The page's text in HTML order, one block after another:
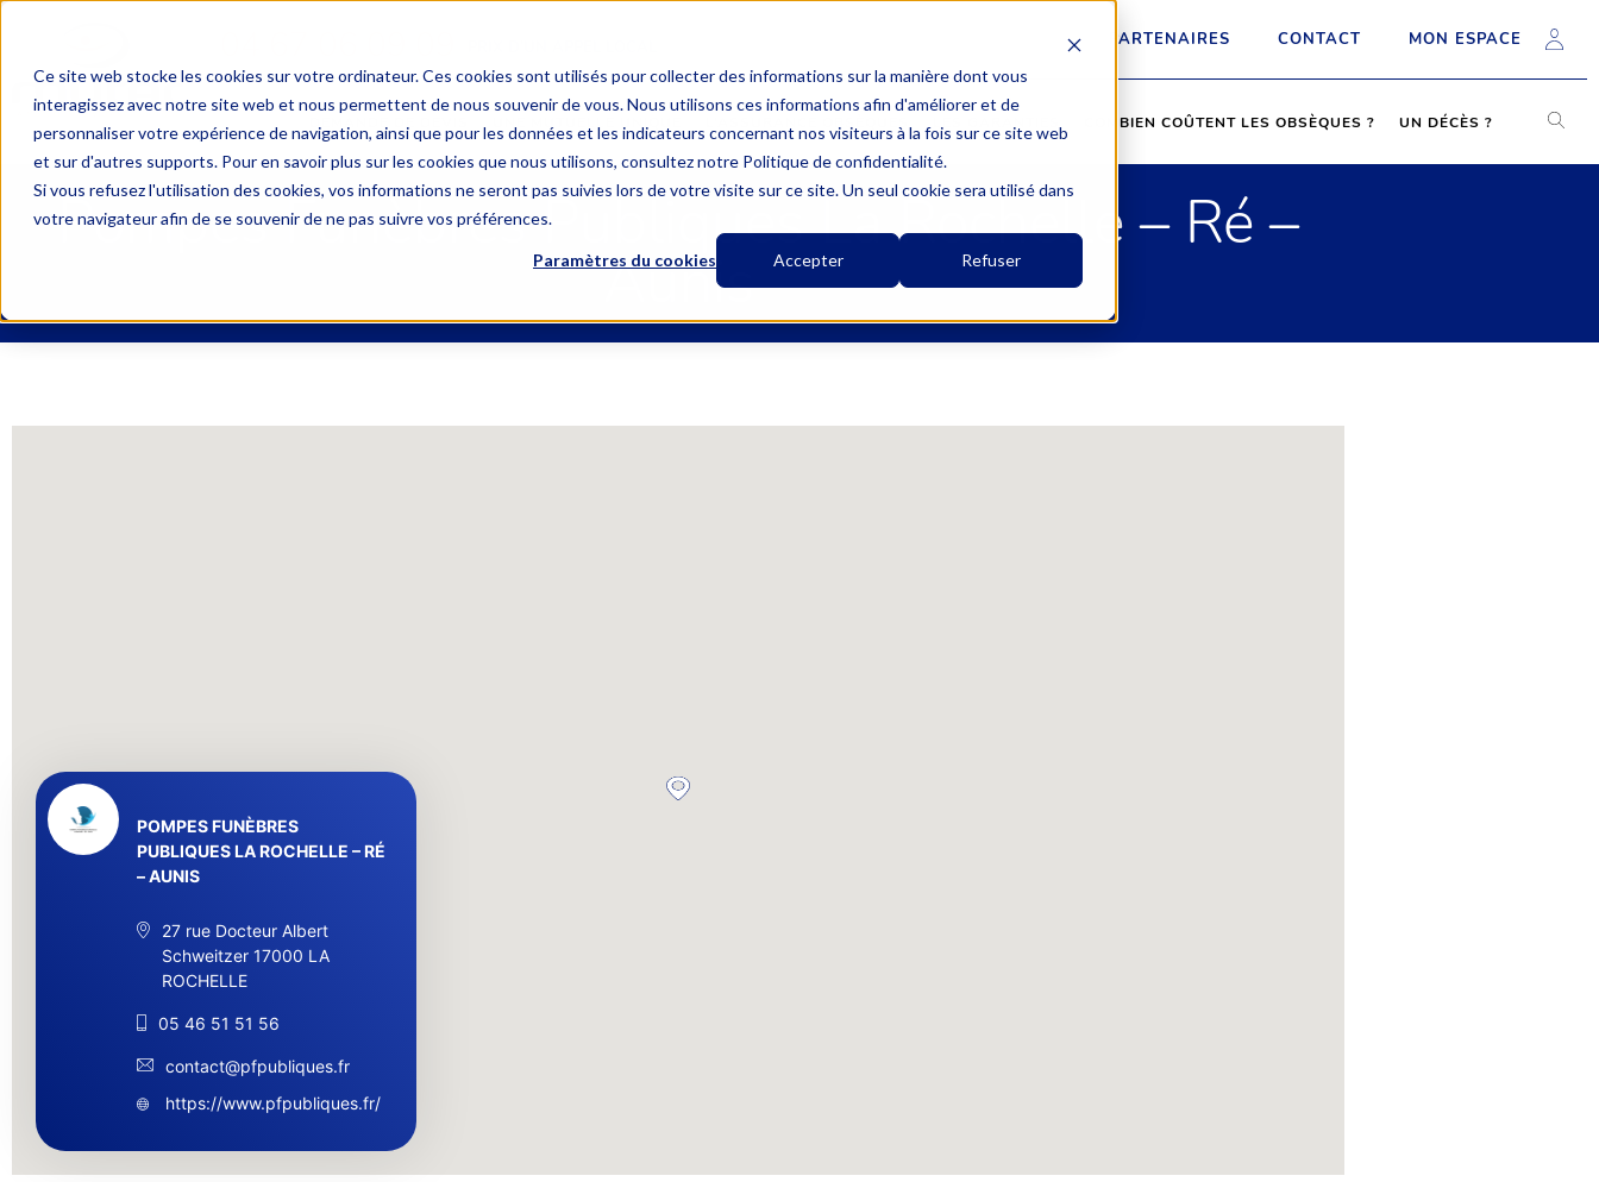
Ce site web stocke les cookies sur votre ordinateur. Ces cookies sont utilisés pour collecter des informations sur la manière dont vous
interagissez avec notre site web et nous permettent de nous souvenir de vous. Nous utilisons ces informations afin d'améliorer et de
personnaliser votre expérience de navigation, ainsi que pour les données et les indicateurs concernant nos visiteurs à la fois sur ce site web
et sur d'autres supports. Pour en savoir plus sur les cookies que nous utilisons, consultez notre Politique de confidentialité.
Si vous refusez l'utilisation des cookies, vos informations ne seront pas suivies lors de votre visite sur ce site. Un seul cookie sera utilisé dans
votre navigateur afin de se souvenir de ne pas suivre vos préférences.
Paramètres du cookies Accepter Refuser
PARTENAIRES CONTACT MON ESPACE
COMBIEN COÛTENT LES OBSÈQUES ? UN DÉCÈS ?
Pompes Funèbres Publiques La Rochelle – Ré –
Aunis
POMPES FUNÈBRES
PUBLIQUES LA ROCHELLE – RÉ
– AUNIS
27 rue Docteur Albert
Schweitzer 17000 LA
ROCHELLE
05 46 51 51 56
contact@pfpubliques.fr
https://www.pfpubliques.fr/